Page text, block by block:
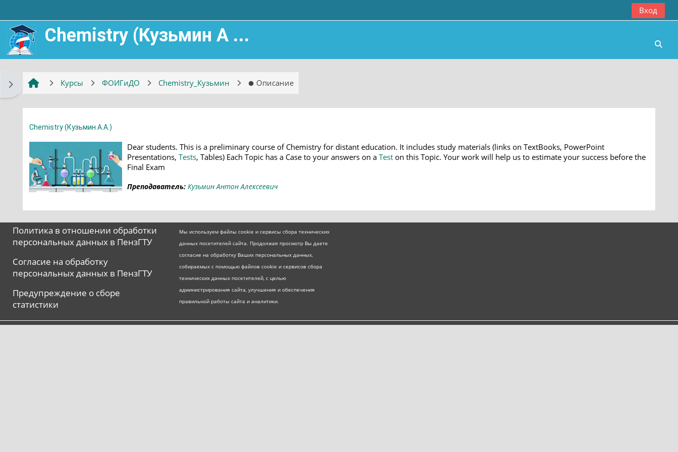
Вход
Chemistry (Кузьмин А ...
Открыть боковую панель
Курсы ФОИГиДО Chemistry_Кузьмин Описание
Chemistry (Кузьмин А.А.)
Dear students. This is a preliminary course of Chemistry for distant education. It includes study materials (links on TextBooks, PowerPoint
Presentations,Tests, Tables) Each Topic has a Case to your answers on aTest on this Topic. Your work will help us to estimate your success before the
Final Exam
Преподаватель:Кузьмин Антон Алексеевич
Политика в отношении обработки
персональных данных в ПензГТУ
Согласие на обработку
персональных данных в ПензГТУ
Предупреждение о сборе
статистики
Мы используем файлы cookie и сервисы сбора технических
данных посетителей сайта. Продолжая просмотр Вы даете
согласие на обработку Ваших персональных данных,
собираемых с помощью файлов cookie и сервисов сбора
технических данных посетителей, с целью
администрирования сайта, улучшения и обеспечения
правильной работы сайта и аналитики.